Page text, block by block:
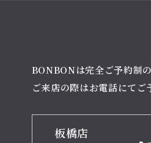
BONBONは完全ご予約制の
ご来店の際はお電話にてご
板橋店